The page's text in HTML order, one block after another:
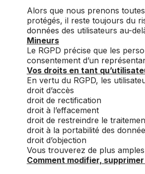
Alors que nous prenons
protégés, il reste toujours du
données des utilisateurs au-
Mineurs
Le RGPD précise que les
consentement d’un
Vos droits en tant
En vertu du RGPD, les
droit d’accès
droit de rectification
droit à l’effacement
droit de restreindre le
droit à la portabilité des
droit d’objection
Vous trouverez de plus
Comment modifier,